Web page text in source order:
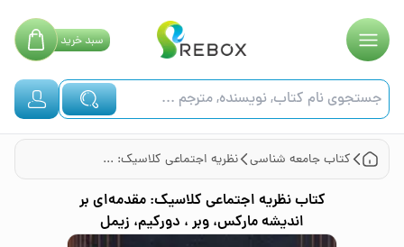
سبدخرید
کتابجامعه شناسی نظریه اجتماعی کلاسیک: مقدمه‌ای بر اندیشه مارکس، وبر ، دورکیم، زیمل
کتابنظریه اجتماعی کلاسیک: مقدمه‌ای بر
اندیشه مارکس، وبر ، دورکیم، زیمل